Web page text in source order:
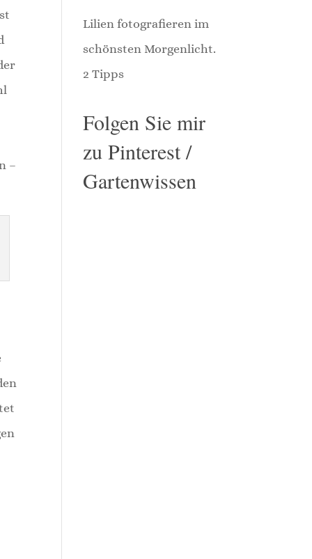
–
Lilien fotografieren im
schönsten Morgenlicht.
2 Tipps
Folgen Sie mir
zu Pinterest /
Gartenwissen